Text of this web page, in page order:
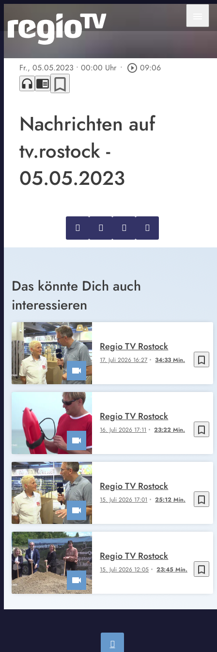
Fr., 05.05.2023 • 00:00 Uhr • play_circle_outline 09:06
headphones chrome_reader_mode bookmark_border
Nachrichten auf
tv.rostock -
05.05.2023
Das könnte Dich auch
interessieren
bookmark_border
17. Juli 2026 16:27 34:33 Min.
Regio TV Rostock
bookmark_border
16. Juli 2026 17:11 23:22 Min.
Regio TV Rostock
bookmark_border
15. Juli 2026 17:01 25:12 Min.
Regio TV Rostock
bookmark_border
15. Juli 2026 12:05 23:45 Min.
Regio TV Rostock